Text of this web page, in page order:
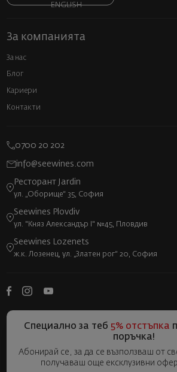
ENGLISH
За компанията
За нас
Блог
Кариери
Контакти
0700 20 202
info@seewines.com
Ресторант Jardin
ул. „Оборище“ 35, София
Seewines Plovdiv
ул. "Княз Александър I" №45, Пловдив
Seewines Lozenets
ж.к. Лозенец, ул. „Златен рог“ 20, София
Специално за теб 5% отстъпка
поръчка!
Абонирай се, за да се възползваш от
получаваш още ексклузивни